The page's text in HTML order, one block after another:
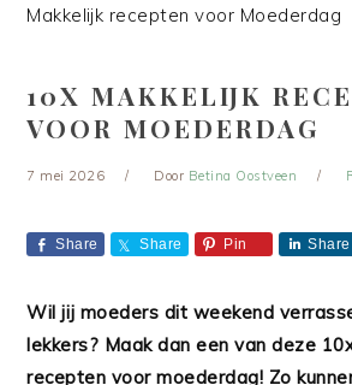
Makkelijk recepten voor Moederdag
10X MAKKELIJK
VOOR MOEDERDAG
7 mei 2026 Door Betina Oostveen
Share Share Pin Share
Wil jij moeders dit weekend
lekkers? Maak dan een van deze
recepten voor moederdag! Zo